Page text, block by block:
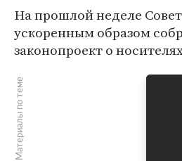
На прошлой неделе
ускоренным образом
законопроект о
Материалы по теме